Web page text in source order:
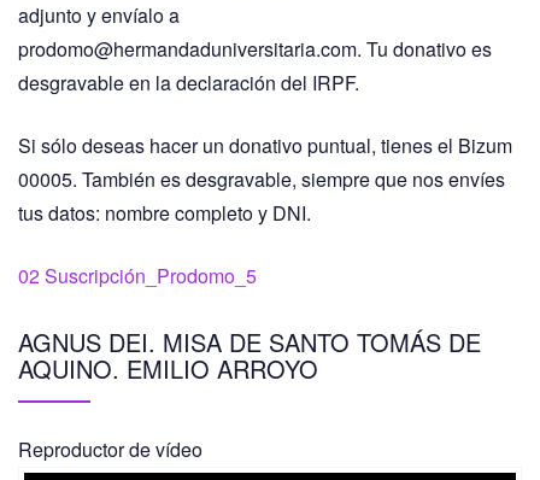
adjunto y envíalo a
prodomo@hermandaduniversitaria.com. Tu donativo es
desgravable en la declaración del IRPF.
Si sólo deseas hacer un donativo puntual, tienes el Bizum
00005. También es desgravable, siempre que nos envíes
tus datos: nombre completo y DNI.
02 Suscripción_Prodomo_5
AGNUS DEI. MISA DE SANTO TOMÁS DE
AQUINO. EMILIO ARROYO
Reproductor de vídeo